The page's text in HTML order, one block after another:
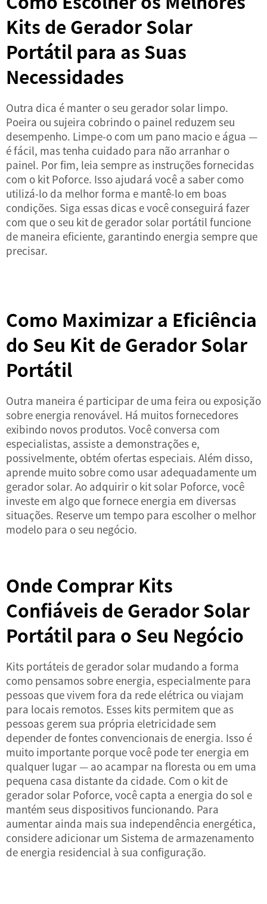
Kits de Gerador Solar
Portátil para as Suas
Necessidades
Outra dica é manter o seu gerador solar limpo.
Poeira ou sujeira cobrindo o painel reduzem seu
desempenho. Limpe-o com um pano macio e água —
é fácil, mas tenha cuidado para não arranhar o
painel. Por fim, leia sempre as instruções fornecidas
com o kit Poforce. Isso ajudará você a saber como
utilizá-lo da melhor forma e mantê-lo em boas
condições. Siga essas dicas e você conseguirá fazer
com que o seu kit de gerador solar portátil funcione
de maneira eficiente, garantindo energia sempre que
precisar.
Como Maximizar a Eficiência
do Seu Kit de Gerador Solar
Portátil
Outra maneira é participar de uma feira ou exposição
sobre energia renovável. Há muitos fornecedores
exibindo novos produtos. Você conversa com
especialistas, assiste a demonstrações e,
possivelmente, obtém ofertas especiais. Além disso,
aprende muito sobre como usar adequadamente um
gerador solar. Ao adquirir o kit solar Poforce, você
investe em algo que fornece energia em diversas
situações. Reserve um tempo para escolher o melhor
modelo para o seu negócio.
Onde Comprar Kits
Confiáveis de Gerador Solar
Portátil para o Seu Negócio
Kits portáteis de gerador solar mudando a forma
como pensamos sobre energia, especialmente para
pessoas que vivem fora da rede elétrica ou viajam
para locais remotos. Esses kits permitem que as
pessoas gerem sua própria eletricidade sem
depender de fontes convencionais de energia. Isso é
muito importante porque você pode ter energia em
qualquer lugar — ao acampar na floresta ou em uma
pequena casa distante da cidade. Com o kit de
gerador solar Poforce, você capta a energia do sol e
mantém seus dispositivos funcionando. Para
aumentar ainda mais sua independência energética,
considere adicionar um Sistema de armazenamento
de energia residencial à sua configuração.